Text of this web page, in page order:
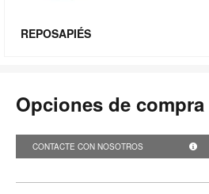
REPOSAPIÉS
Opciones de compra
CONTACTE CON NOSOTROS